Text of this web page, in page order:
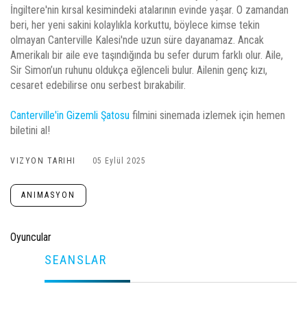
İngiltere'nin kırsal kesimindeki atalarının evinde yaşar. O zamandan
beri, her yeni sakini kolaylıkla korkuttu, böylece kimse tekin
olmayan Canterville Kalesi'nde uzun süre dayanamaz. Ancak
Amerikalı bir aile eve taşındığında bu sefer durum farklı olur. Aile,
Sir Simon’un ruhunu oldukça eğlenceli bulur. Ailenin genç kızı,
cesaret edebilirse onu serbest bırakabilir.
Canterville'in Gizemli Şatosu filmini sinemada izlemek için hemen
biletini al!
VIZYON TARIHI 05 Eylül 2025
ANIMASYON
Oyuncular
SEANSLAR